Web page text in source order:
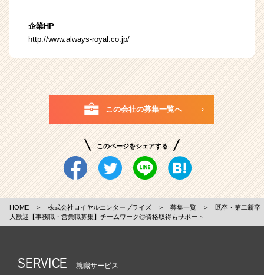
企業HP
http://www.always-royal.co.jp/
この会社の募集一覧へ
このページをシェアする
HOME ＞ 株式会社ロイヤルエンタープライズ ＞ 募集一覧 ＞
既卒・第二新卒
大歓迎【事務職・営業職募集】チームワーク◎資格取得もサポート
SERVICE 就職サービス